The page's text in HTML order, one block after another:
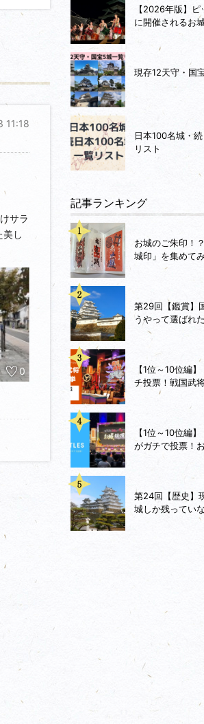
11:18
サラ
美し
に神
城に
ス
際
0
【2026年版】
に開催されるお
現存12天守・国
日本100名城・
リスト
記事ランキング
お城のご朱印！
城印」を集めて
第29回【鑑賞】
うやって選ばれ
【1位～10位編
チ投票！戦国武
【1位～10位編
がガチで投票！
第24回【歴史】
城しか残ってい